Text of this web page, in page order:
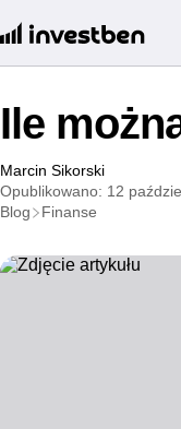
Ile
Marcin Sikorski
Opublikowano: 12
Blog
Finanse